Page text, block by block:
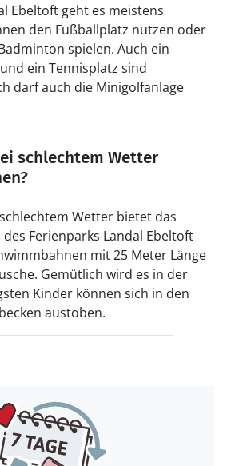
Ebeltoft geht es meistens
den Fußballplatz nutzen oder
spielen. Auch ein
ein Tennisplatz sind
darf auch die Minigolfanlage
schlechtem Wetter
Wetter bietet das
Ferienparks Landal Ebeltoft
mit 25 Meter Länge
Gemütlich wird es in der
Kinder können sich in den
austoben.